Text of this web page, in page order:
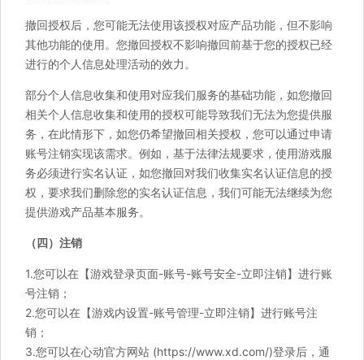
撤回授权后，您可能无法使用该授权对应产品功能，但不影响
其他功能的使用。您撤回授权不影响撤回前基于您的授权已经
进行的个人信息处理活动的效力。
部分个人信息收集和使用对应我们服务的基础功能，如您撤回
相关个人信息收集和使用的授权可能导致我们无法为您提供服
务，在此情形下，如您仍希望撤回相关授权，您可以通过申请
账号注销实现该需求。例如，基于法律法规要求，使用游戏服
务必须进行实名认证，如您撤回对我们收集实名认证信息的授
权，要求我们删除您的实名认证信息，我们可能无法继续为您
提供游戏产品基本服务。
（四）注销
1.您可以在【游戏登录页面-账号-账号安全-立即注销】进行账
号注销；
2.您可以在【游戏内设置-账号管理-立即注销】进行账号注
销；
3.您可以在心动官方网站 (https://www.xd.com/)登录后，通